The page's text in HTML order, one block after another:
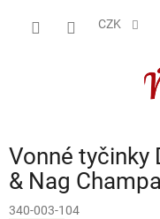
CZK
Vonné tyčinky
& Nag
340-003-104